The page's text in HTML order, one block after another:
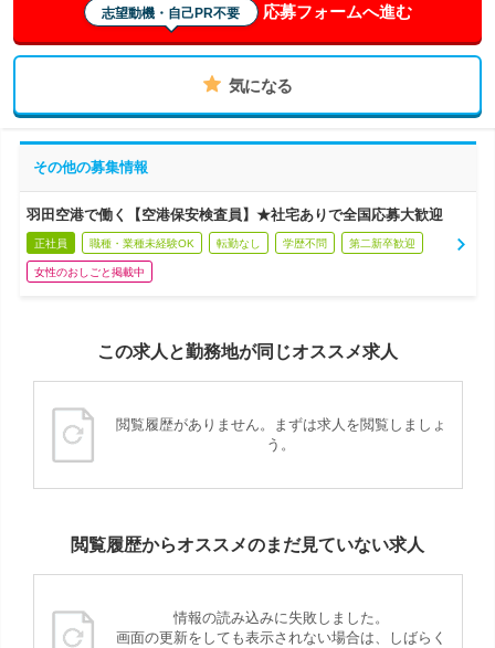
志望動機・自己PR不要 応募フォームへ進む
気になる
その他の募集情報
羽田空港で働く【空港保安検査員】★社宅ありで全国応募大歓迎
正社員 職種・業種未経験OK 転勤なし 学歴不問 第二新卒歓迎
女性のおしごと掲載中
この求人と勤務地が同じオススメ求人
閲覧履歴がありません。まずは求人を閲覧しましょ
う。
閲覧履歴からオススメのまだ見ていない求人
情報の読み込みに失敗しました。
画面の更新をしても表示されない場合は、しばらく